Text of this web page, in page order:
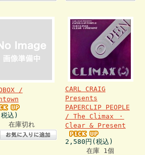
/
込)
在庫切れ
CARL CRAIG
Presents
PAPERCLIP PEOPLE
/ The Climax ・
Clear & Present
2,580円(税込)
在庫 1個